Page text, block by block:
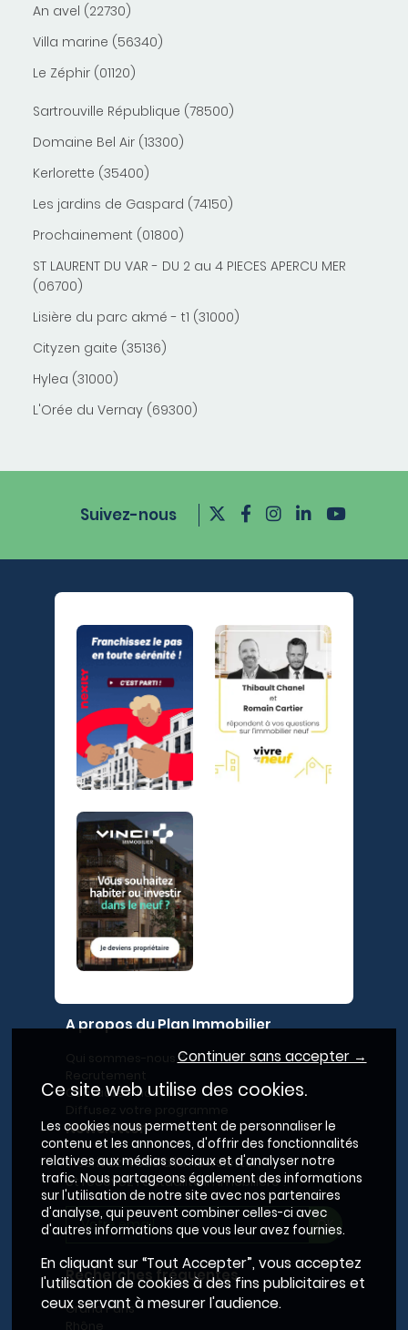
An avel (22730)
Villa marine (56340)
Le Zéphir (01120)
Sartrouville République (78500)
Domaine Bel Air (13300)
Kerlorette (35400)
Les jardins de Gaspard (74150)
Prochainement (01800)
ST LAURENT DU VAR - DU 2 au 4 PIECES APERCU MER
(06700)
Lisière du parc akmé - t1 (31000)
Cityzen gaite (35136)
Hylea (31000)
L'Orée du Vernay (69300)
Suivez-nous
A propos du Plan Immobilier
Qui sommes-nous ?
Contactez-nous
Newsletter
Inscrivez-vous à la newsletter,
et recevez l'actualité immobilière !
Recherches fréquentes
Grand Paris
Continuer sans accepter →
Ce site web utilise des cookies.
Les cookies nous permettent de personnaliser le
contenu et les annonces, d'offrir des fonctionnalités
relatives aux médias sociaux et d'analyser notre
trafic. Nous partageons également des informations
sur l'utilisation de notre site avec nos partenaires
d'analyse, qui peuvent combiner celles-ci avec
d'autres informations que vous leur avez fournies.
En cliquant sur “Tout Accepter”, vous acceptez
l'utilisation de cookies à des fins publicitaires et
ceux servant à mesurer l'audience.